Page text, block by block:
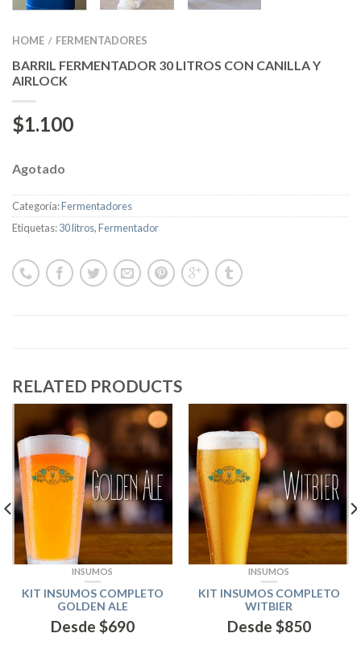
HOME / FERMENTADORES
BARRIL FERMENTADOR 30 LITROS CON CANILLA Y
AIRLOCK
$1.100
Agotado
Categoría:Fermentadores
Etiquetas:30 litros,Fermentador
RELATED PRODUCTS
INSUMOS
KIT INSUMOS COMPLETO
GOLDEN ALE
Desde $690
INSUMOS
KIT INSUMOS COMPLETO
WITBIER
Desde $850